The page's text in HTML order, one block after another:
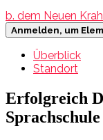
b. dem Neuen
Anmelden, um
Überblick
Standort
Erfolgreich